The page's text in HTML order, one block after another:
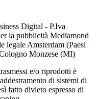
Digital - P.Iva
la pubblicità Mediamond
legale Amsterdam (Paesi
Monzese (MI)
e/o riprodotti è
di sistemi di
fatto divieto espresso di